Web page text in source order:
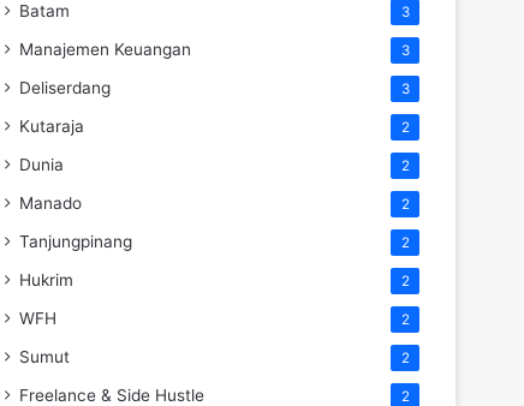
Batam 3
Manajemen Keuangan 3
Deliserdang 3
Kutaraja 2
Dunia 2
Manado 2
Tanjungpinang 2
Hukrim 2
WFH 2
Sumut 2
Freelance & Side Hustle 2